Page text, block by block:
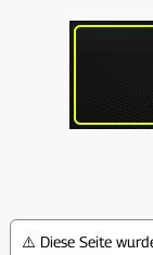
⚠️ Diese Seite